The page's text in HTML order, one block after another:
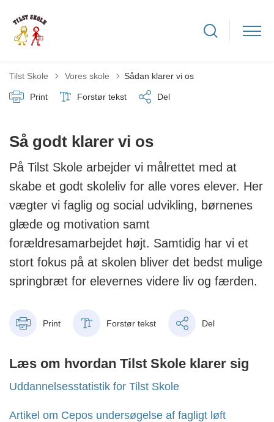
Tilst Skole Tilbage til
Vores skole Sådan klarer vi os
Print Forstør tekst Del
Så godt klarer vi os
På Tilst Skole arbejder vi målrettet med at
skabe et godt skoleliv for alle vores elever. Her
vægter vi faglig og social udvikling, børnenes
glæde og motivation samt
forældresamarbejdet højt. Samtidig har vi et
stort fokus på at skolen bliver det bedst mulige
springbræt for elevernes videre liv og færden.
Print Forstør tekst Del
Læs om hvordan Tilst Skole klarer sig
Uddannelsesstatistik for Tilst Skole
Artikel om Cepos undersøgelse af fagligt løft